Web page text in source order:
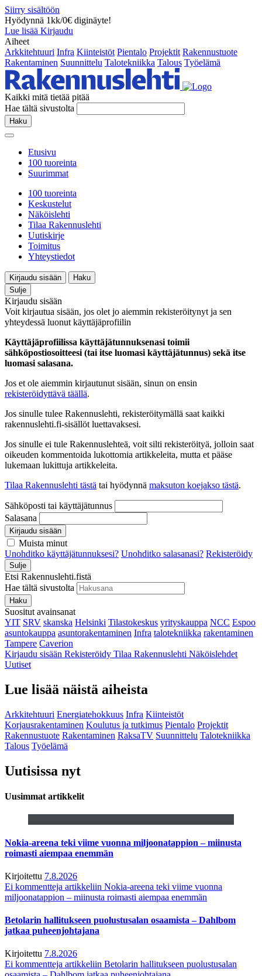
Siirry sisältöön
Hyödynnä 1kk/0€ diginäyte!
Lue lisää Kirjaudu
Aiheet
Arkkitehtuuri Infra Kiinteistöt Pientalo Projektit Rakennustuote
Rakentaminen Suunnittelu Talotekniikka Talous Työelämä
Kaikki mitä tietää pitää
Hae tältä sivustolta
Haku
Etusivu
100 tuoreinta
Suurimmat
100 tuoreinta
Keskustelut
Näköislehti
Tilaa Rakennuslehti
Uutiskirje
Toimitus
Yhteystiedot
Kirjaudu sisään
Haku
Sulje
Kirjaudu sisään
Voit kirjautua sisään, jos olet jo aiemmin rekisteröitynyt ja sen
yhteydessä luonut käyttäjäprofiilin
Käyttäjäprofiilissa käyttäjätunnuksenasi toimii
sähköpostiosoitteesi (tai itse luomasi käyttäjätunnus) sekä itse
luomasi salasana.
Jos et ole aiemmin kirjautunut sisään, sinun on ensin
rekisteröidyttävä täällä.
Jos sinulle tulee Rakennuslehti, rekisteröitymällä saat kaikki
rakennuslehti.fi-sisällöt luettavaksesi.
Jos sinulle ei tule Rakennuslehteä, voit silti rekisteröityä, jolloin saat
oikeuden kommentoida lukottomia artikkeleita, mutta et pääse
lukemaan lukittuja artikkeleita.
Tilaa Rakennuslehti tästä tai hyödynnä maksuton koejakso tästä.
Sähköposti tai käyttäjätunnus
Salasana
Kirjaudu sisään
Muista minut
Unohditko käyttäjätunnuksesi? Unohditko salasanasi? Rekisteröidy
Sulje
Etsi Rakennuslehti.fistä
Hae tältä sivustolta
Haku
Suositut avainsanat
YIT SRV skanska Helsinki Tilastokeskus yrityskauppa NCC Espoo
asuntokauppa asuntorakentaminen Infra talotekniikka rakentaminen
Tampere Caverion
Kirjaudu sisään Rekisteröidy Tilaa Rakennuslehti Näköislehdet
Uutiset
Lue lisää näistä aiheista
Arkkitehtuuri Energiatehokkuus Infra Kiinteistöt
Korjausrakentaminen Koulutus ja tutkimus Pientalo Projektit
Rakennustuote Rakentaminen RaksaTV Suunnittelu Talotekniikka
Talous Työelämä
Uutisissa nyt
Uusimmat artikkelit
Nokia-areena teki viime vuonna miljoonatappion – miinusta
roimasti aiempaa enemmän
Kirjoitettu 7.8.2026
Ei kommentteja artikkeliin Nokia-areena teki viime vuonna
miljoonatappion – miinusta roimasti aiempaa enemmän
Betolarin hallitukseen puolustusalan osaamista – Dahlbom
jatkaa puheenjohtajana
Kirjoitettu 7.8.2026
Ei kommentteja artikkeliin Betolarin hallitukseen puolustusalan